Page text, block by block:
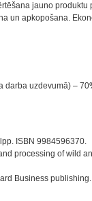
jauno
un apkopošana.
uzdevumā) –
ISBN 9984596370.
processing of wild
Business